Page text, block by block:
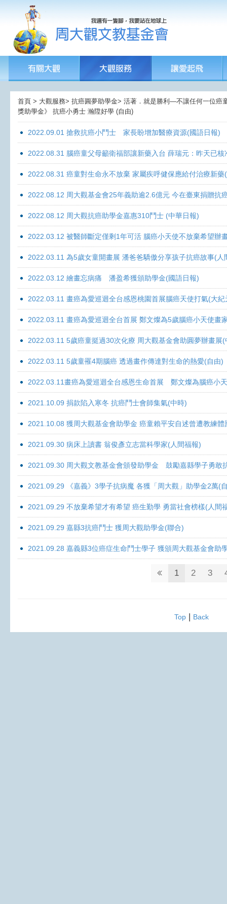
首頁 > 大觀服務> 抗癌圓夢助學金> 活著．就是勝利—不讓任何一位癌
獎助學金》 抗癌小勇士 瀚陞好學 (自由)
2022.09.01 搶救抗癌小鬥士 家長盼增加醫療資源(國語日報)
2022.08.31 腦癌童父母籲衛福部讓新藥入台 薛瑞元：昨天已
2022.08.31 癌童對生命永不放棄 家屬疾呼健保應給付治療新藥
2022.08.12 周大觀基金會25年義助逾2.6億元 今在臺東捐贈抗
2022.08.12 周大觀抗癌助學金嘉惠310鬥士 (中華日報)
2022.03.12 被醫師斷定僅剩1年可活 腦癌小天使不放棄希望辦
2022.03.11 為5歲女童開畫展 潘爸爸驕傲分享孩子抗癌故事(人
2022.03.12 繪畫忘病痛 潘盈希獲頒助學金(國語日報)
2022.03.11 畫癌為愛巡迴全台感恩桃園首展腦癌天使打氣(大紀
2022.03.11 畫癌為愛巡迴全台首展 鄭文燦為5歲腦癌小天使畫
2022.03.11 5歲癌童挺過30次化療 周大觀基金會助圓夢辦畫展
2022.03.11 5歲童罹4期腦癌 透過畫作傳達對生命的熱愛(自由)
2022.03.11畫癌為愛巡迴全台感恩生命首展 鄭文燦為腦癌小
2021.10.09 捐款陷入寒冬 抗癌鬥士會師集氣(中時)
2021.10.08 獲周大觀基金會助學金 癌童賴平安自述曾遭教練體
2021.09.30 病床上讀書 翁俊彥立志當科學家(人間福報)
2021.09.30 周大觀文教基金會頒發助學金 鼓勵嘉縣學子勇敢
2021.09.29 《嘉義》3學子抗病魔 各獲「周大觀」助學金2萬(
2021.09.29 不放棄希望才有希望 癌生勤學 勇當社會榜樣(人間
2021.09.29 嘉縣3抗癌鬥士 獲周大觀助學金(聯合)
2021.09.28 嘉義縣3位癌症生命鬥士學子 獲頒周大觀基金會助
1 2 3
Top| Back